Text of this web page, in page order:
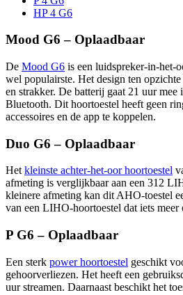
HP 4 G6
Mood G6 – Oplaadbaar
De Mood G6 is een luidspreker-in-het-
wel populairste. Het design ten
en strakker. De batterij gaat 21 uur mee
Bluetooth. Dit hoortoestel heeft geen
accessoires en de app te koppelen.
Duo G6 – Oplaadbaar
Hetkleinste achter-het-oor hoortoestel
afmeting is verglijkbaar aan een 312
kleinere afmeting kan dit AHO-toestel
van een LIHO-hoortoestel dat iets
P G6 – Oplaadbaar
Een sterk power hoortoestel geschikt
gehoorverliezen. Het heeft een
uur streamen. Daarnaast beschikt het